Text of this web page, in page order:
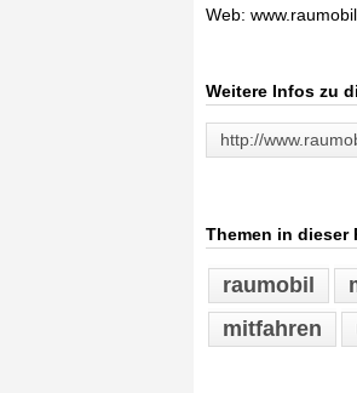
Web:
Weitere Infos zu
http://
Themen in dieser
raumobil
mitfahren